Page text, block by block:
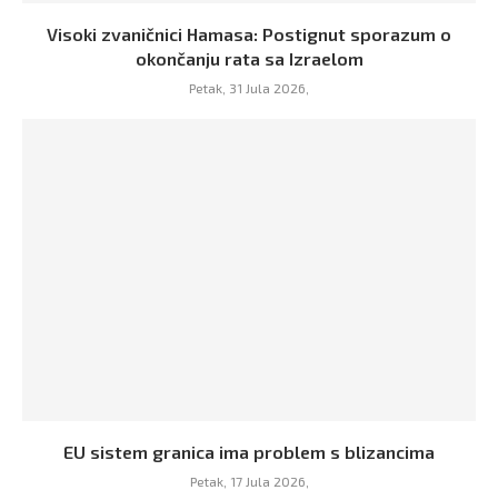
Visoki zvaničnici Hamasa: Postignut sporazum o
okončanju rata sa Izraelom
Petak, 31 Jula 2026,
EU sistem granica ima problem s blizancima
Petak, 17 Jula 2026,